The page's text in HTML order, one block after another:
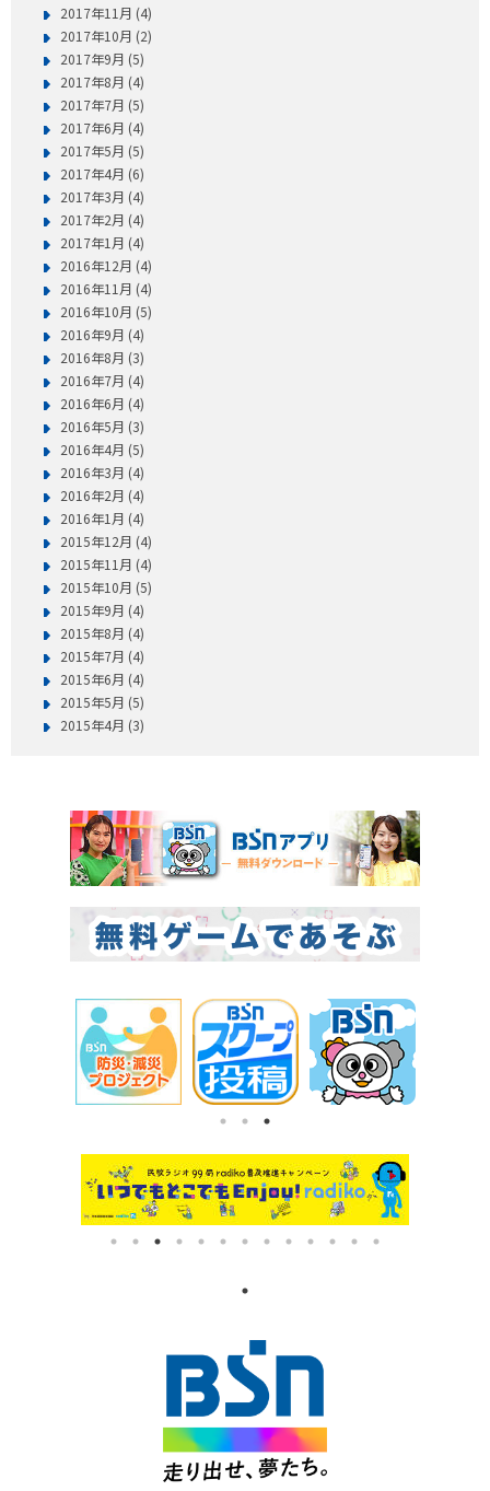
2017年11月 (4)
2017年10月 (2)
2017年9月 (5)
2017年8月 (4)
2017年7月 (5)
2017年6月 (4)
2017年5月 (5)
2017年4月 (6)
2017年3月 (4)
2017年2月 (4)
2017年1月 (4)
2016年12月 (4)
2016年11月 (4)
2016年10月 (5)
2016年9月 (4)
2016年8月 (3)
2016年7月 (4)
2016年6月 (4)
2016年5月 (3)
2016年4月 (5)
2016年3月 (4)
2016年2月 (4)
2016年1月 (4)
2015年12月 (4)
2015年11月 (4)
2015年10月 (5)
2015年9月 (4)
2015年8月 (4)
2015年7月 (4)
2015年6月 (4)
2015年5月 (5)
2015年4月 (3)